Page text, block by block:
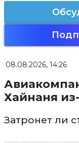
08.08.2026, 14:26
Хайнаня
Затронет ли